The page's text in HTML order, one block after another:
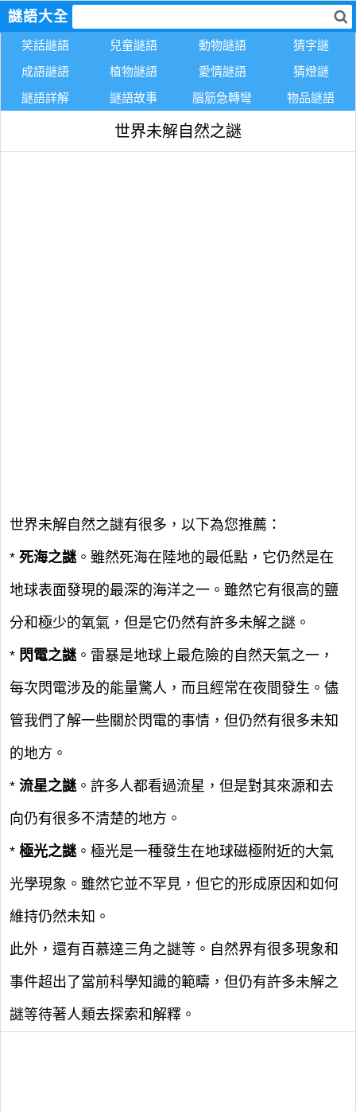
謎語大全
笑話謎語 兒童謎語 動物謎語
猜字謎
成語謎語
植物謎語 愛情謎語
猜燈謎
謎語詳解
謎語故事 腦筋急轉彎 物品謎語
世界未解自然之謎
世界未解自然之謎有很多，以下為您推薦：
* 死海之謎。雖然死海在陸地的最低點，它仍然是在
地球表面發現的最深的海洋之一。雖然它有很高的鹽
分和極少的氧氣，但是它仍然有許多未解之謎。
* 閃電之謎。雷暴是地球上最危險的自然天氣之一，
每次閃電涉及的能量驚人，而且經常在夜間發生。儘
管我們了解一些關於閃電的事情，但仍然有很多未知
的地方。
* 流星之謎。許多人都看過流星，但是對其來源和去
向仍有很多不清楚的地方。
* 極光之謎。極光是一種發生在地球磁極附近的大氣
光學現象。雖然它並不罕見，但它的形成原因和如何
維持仍然未知。
此外，還有百慕達三角之謎等。自然界有很多現象和
事件超出了當前科學知識的範疇，但仍有許多未解之
謎等待著人類去探索和解釋。